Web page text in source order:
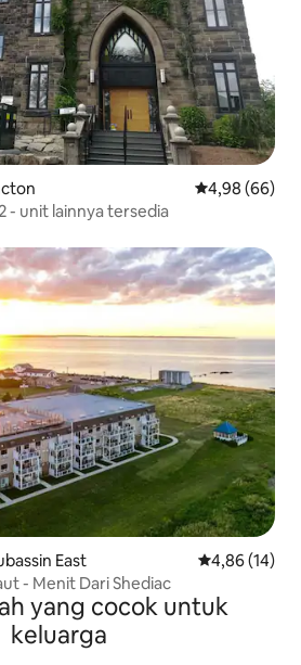
Nilai rata-rata
4,98 (66)
- unit lainnya tersedia
East Nilai rata-rata
4,86 (14)
- Menit Dari Shediac
yang cocok untuk
keluarga